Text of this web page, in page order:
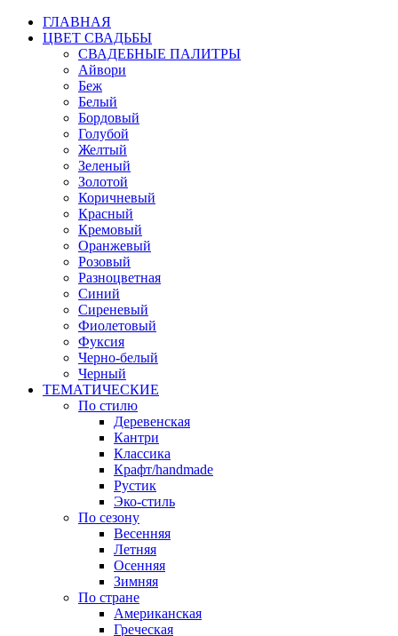
ГЛАВНАЯ
ЦВЕТ СВАДЬБЫ
СВАДЕБНЫЕ ПАЛИТРЫ
Айвори
Беж
Белый
Бордовый
Голубой
Желтый
Зеленый
Золотой
Коричневый
Красный
Кремовый
Оранжевый
Розовый
Разноцветная
Синий
Сиреневый
Фиолетовый
Фуксия
Черно-белый
Черный
ТЕМАТИЧЕСКИЕ
По стилю
Деревенская
Кантри
Классика
Крафт/handmade
Рустик
Эко-стиль
По сезону
Весенняя
Летняя
Осенняя
Зимняя
По стране
Американская
Греческая